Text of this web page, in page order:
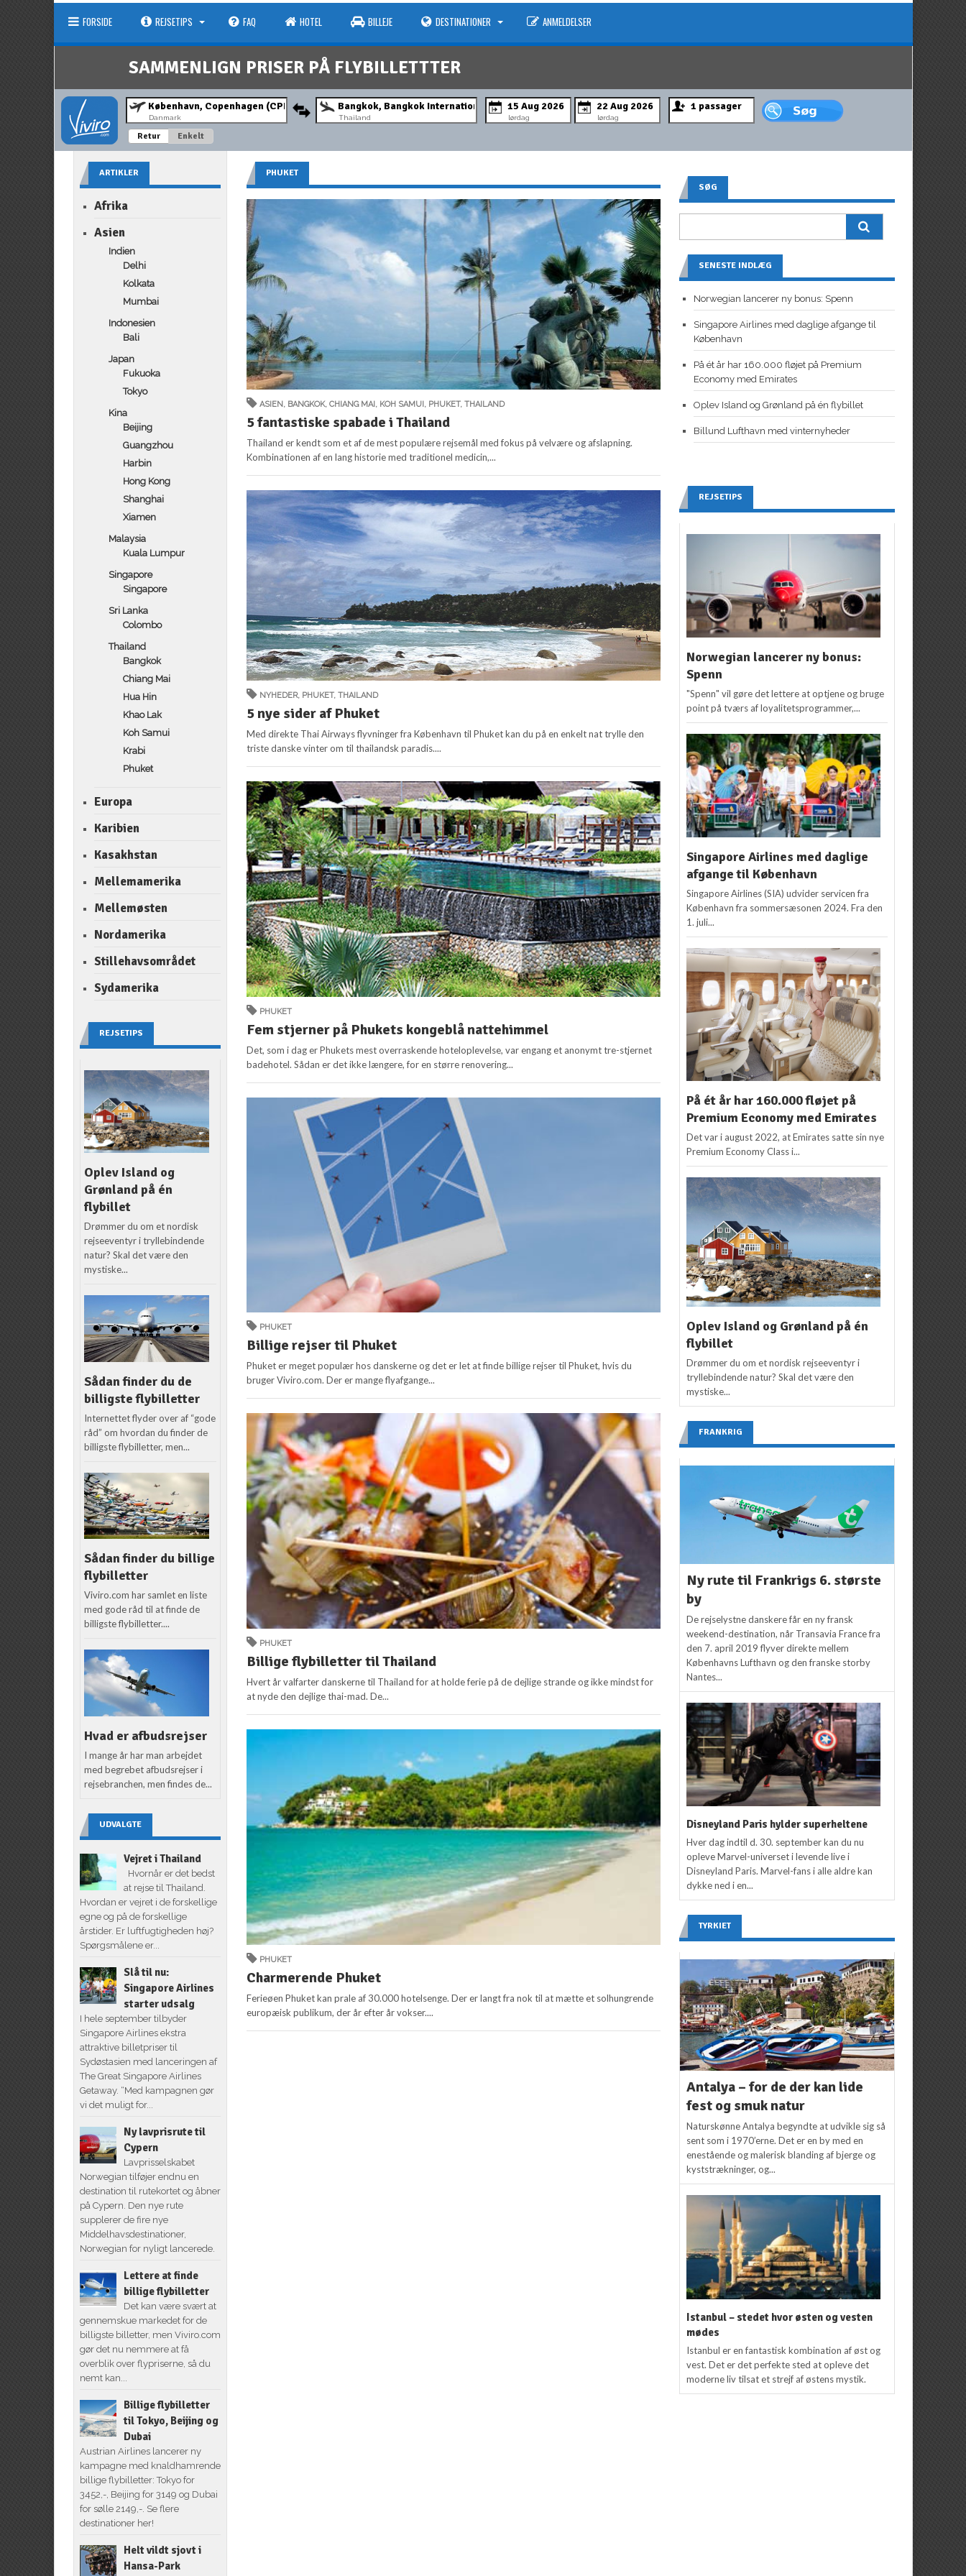
FORSIDE REJSETIPS FAQ HOTEL BILLEJE DESTINATIONER ANMELDELSER
SAMMENLIGN PRISER PÅ FLYBILLETTTER
Danmark Thailand lørdag lørdag
Retur Enkelt
PHUKET
ASIEN, BANGKOK,CHIANG MAI, KOH SAMUI, PHUKET,THAILAND
5 fantastiske spabade i Thailand
Thailand er kendt som et af de mest populære rejsemål med fokus på velvære og afslapning.
Kombinationen af en lang historie med traditionel medicin,...
NYHEDER, PHUKET,THAILAND
5 nye sider af Phuket
Med direkte Thai Airways flyvninger fra København til Phuket kan du på en enkelt nat trylle den
triste danske vinter om til thailandsk paradis....
PHUKET
Fem stjerner på Phukets kongeblå nattehimmel
Det, som i dag er Phukets mest overraskende hoteloplevelse, var engang et anonymt tre-stjernet
badehotel. Sådan er det ikke længere, for en større renovering...
PHUKET
Billige rejser til Phuket
Phuket er meget populær hos danskerne og det er let at finde billige rejser til Phuket, hvis du
bruger Viviro.com. Der er mange flyafgange...
PHUKET
Billige flybilletter til Thailand
Hvert år valfarter danskerne til Thailand for at holde ferie på de dejlige strande og ikke mindst for
at nyde den dejlige thai-mad. De...
PHUKET
Charmerende Phuket
Ferieøen Phuket kan prale af 30.000 hotelsenge. Der er langt fra nok til at mætte et solhungrende
europæisk publikum, der år efter år vokser....
ARTIKLER
Afrika
Asien
Indien
Delhi
Kolkata
Mumbai
Indonesien
Bali
Japan
Fukuoka
Tokyo
Kina
Beijing
Guangzhou
Harbin
Hong Kong
Shanghai
Xiamen
Malaysia
Kuala Lumpur
Singapore
Singapore
Sri Lanka
Colombo
Thailand
Bangkok
Chiang Mai
Hua Hin
Khao Lak
Koh Samui
Krabi
Phuket
Europa
Karibien
Kasakhstan
Mellemamerika
Mellemøsten
Nordamerika
Stillehavsområdet
Sydamerika
REJSETIPS
Oplev Island og
Grønland på én
flybillet
Drømmer du om et nordisk
rejseeventyr i tryllebindende
natur? Skal det være den
mystiske...
Sådan finder du de
billigste flybilletter
Internettet flyder over af “gode
råd” om hvordan du finder de
billigste flybilletter, men...
Sådan finder du billige
flybilletter
Viviro.com har samlet en liste
med gode råd til at finde de
billigste flybilletter....
Hvad er afbudsrejser
I mange år har man arbejdet
med begrebet afbudsrejser i
rejsebranchen, men findes de...
UDVALGTE
Vejret i Thailand
Hvornår er det bedst
at rejse til Thailand.
Hvordan er vejret i de forskellige
egne og på de forskellige
årstider. Er luftfugtigheden høj?
Spørgsmålene er...
Slå til nu:
Singapore Airlines
starter udsalg
I hele september tilbyder
Singapore Airlines ekstra
attraktive billetpriser til
Sydøstasien med lanceringen af
The Great Singapore Airlines
Getaway. “Med kampagnen gør
vi det muligt for...
Ny lavprisrute til
Cypern
Lavprisselskabet
Norwegian tilføjer endnu en
destination til rutekortet og åbner
på Cypern. Den nye rute
supplerer de fire nye
Middelhavsdestinationer,
Norwegian for nyligt lancerede.
Lettere at finde
billige flybilletter
Det kan være svært at
gennemskue markedet for de
billigste billetter, men Viviro.com
gør det nu nemmere at få
overblik over flypriserne, så du
nemt kan...
Billige flybilletter
til Tokyo, Beijing og
Dubai
Austrian Airlines lancerer ny
kampagne med knaldhamrende
billige flybilletter: Tokyo for
3452,-, Beijing for 3149 og Dubai
for sølle 2149,-. Se flere
destinationer her!
Helt vildt sjovt i
Hansa-Park
SØG
SENESTE INDLÆG
Norwegian lancerer ny bonus: Spenn
Singapore Airlines med daglige afgange til
København
På ét år har 160.000 fløjet på Premium
Economy med Emirates
Oplev Island og Grønland på én flybillet
Billund Lufthavn med vinternyheder
REJSETIPS
Norwegian lancerer ny bonus:
Spenn
"Spenn" vil gøre det lettere at optjene og bruge
point på tværs af loyalitetsprogrammer,...
Singapore Airlines med daglige
afgange til København
Singapore Airlines (SIA) udvider servicen fra
København fra sommersæsonen 2024. Fra den
1. juli...
På ét år har 160.000 fløjet på
Premium Economy med Emirates
Det var i august 2022, at Emirates satte sin nye
Premium Economy Class i...
Oplev Island og Grønland på én
flybillet
Drømmer du om et nordisk rejseeventyr i
tryllebindende natur? Skal det være den
mystiske...
FRANKRIG
Ny rute til Frankrigs 6. største
by
De rejselystne danskere får en ny fransk
weekend-destination, når Transavia France fra
den 7. april 2019 flyver direkte mellem
Københavns Lufthavn og den franske storby
Nantes...
Disneyland Paris hylder superheltene
Hver dag indtil d. 30. september kan du nu
opleve Marvel-universet i levende live i
Disneyland Paris. Marvel-fans i alle aldre kan
dykke ned i en...
TYRKIET
Antalya – for de der kan lide
fest og smuk natur
Naturskønne Antalya begyndte at udvikle sig så
sent som i 1970’erne. Det er en by med en
enestående og malerisk blanding af bjerge og
kyststrækninger, og...
Istanbul – stedet hvor østen og vesten
mødes
Istanbul er en fantastisk kombination af øst og
vest. Det er det perfekte sted at opleve det
moderne liv tilsat et strejf af østens mystik.